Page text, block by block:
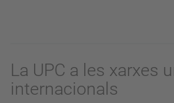
La UPC a les xarxes
internacionals